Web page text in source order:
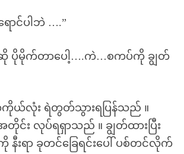
ာင်ပါဘဲ ….”
ဆို ပိုမိုက်တာပေါ့….ကဲ…စကပ်ကို ချွတ်
ယ်လုံး ရဲတွတ်သွားရပြန်သည် ။
င်း လုပ်ရရှာသည် ။ ချွတ်ထားပြီး
နီးရာ ခုတင်ခြေရင်းပေါ် ပစ်တင်လိုက်